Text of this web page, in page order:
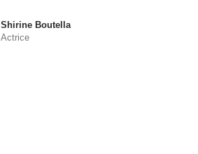
Shirine Boutella
Actrice